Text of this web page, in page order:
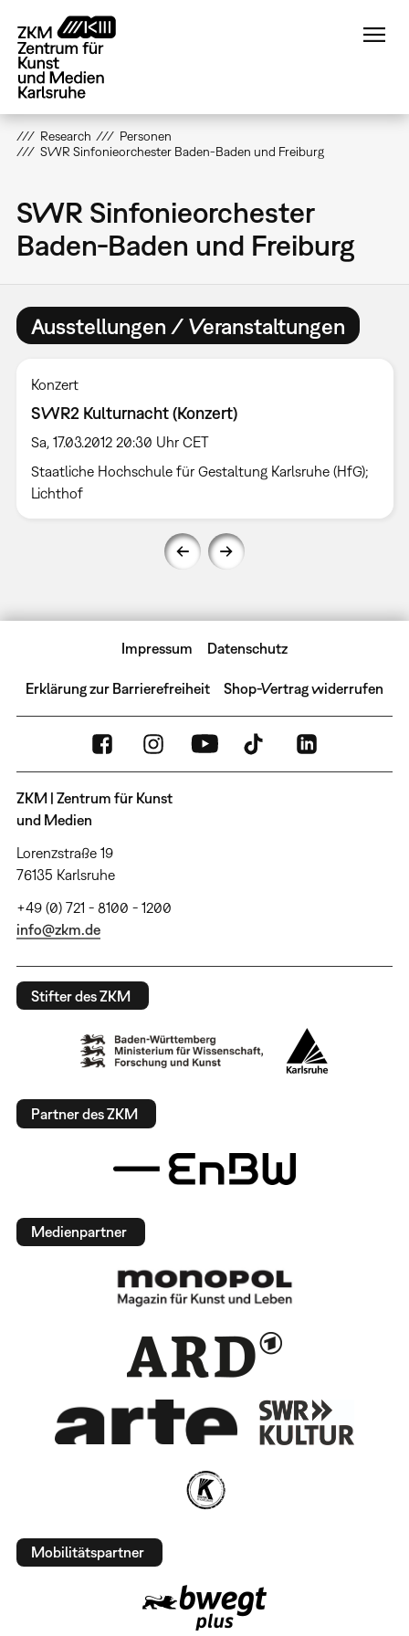
zum
Inhalt
Research
Personen
SWR Sinfonieorchester Baden-Baden und Freiburg
SWR Sinfonieorchester
Baden-Baden und Freiburg
Ausstellungen / Veranstaltungen
Konzert
SWR2 Kulturnacht (Konzert)
Sa, 17.03.2012 20:30 Uhr CET
Staatliche Hochschule für Gestaltung Karlsruhe (HfG);
Lichthof
Impressum Datenschutz
Erklärung zur Barrierefreiheit Shop-Vertrag widerrufen
ZKM | Zentrum für Kunst
und Medien
Lorenzstraße 19
76135 Karlsruhe
+49 (0) 721 - 8100 - 1200
info@zkm.de
Stifter des ZKM
Partner des ZKM
Medienpartner
Mobilitätspartner